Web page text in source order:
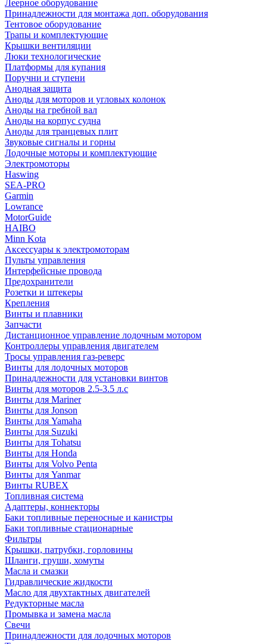
Леерное оборудование
Принадлежности для монтажа доп. оборудования
Тентовое оборудование
Трапы и комплектующие
Крышки вентиляции
Люки технологические
Платформы для купания
Поручни и ступени
Анодная защита
Аноды для моторов и угловых колонок
Аноды на гребной вал
Аноды на корпус судна
Аноды для транцевых плит
Звуковые сигналы и горны
Лодочные моторы и комплектующие
Электромоторы
Haswing
SEA-PRO
Garmin
Lowrance
MotorGuide
HAIBO
Minn Kota
Аксессуары к электромоторам
Пульты управления
Интерфейсные провода
Предохранители
Розетки и штекеры
Крепления
Винты и плавники
Запчасти
Дистанционное управление лодочным мотором
Контроллеры управления двигателем
Тросы управления газ-реверс
Винты для лодочных моторов
Принадлежности для установки винтов
Винты для моторов 2.5-3.5 л.с
Винты для Mariner
Винты для Jonson
Винты для Yamaha
Винты для Suzuki
Винты для Tohatsu
Винты для Honda
Винты для Volvo Penta
Винты для Yanmar
Винты RUBEX
Топливная система
Адаптеры, коннекторы
Баки топливные переносные и канистры
Баки топливные стационарные
Фильтры
Крышки, патрубки, горловины
Шланги, груши, хомуты
Масла и смазки
Гидравлические жидкости
Масло для двухтактных двигателей
Редукторные масла
Промывка и замена масла
Свечи
Принадлежности для лодочных моторов